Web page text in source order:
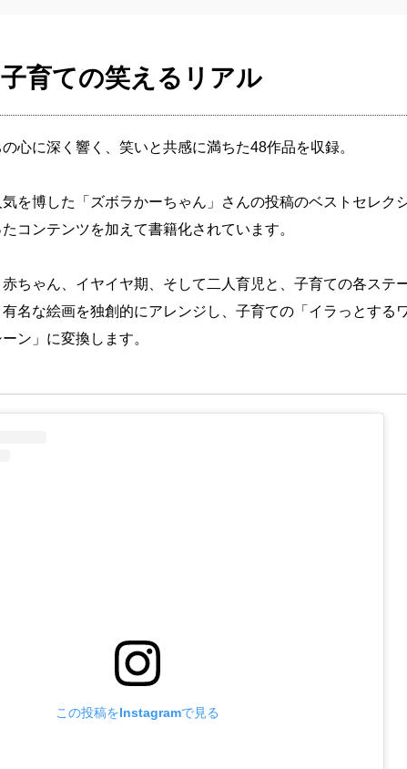
育ての笑えるリアル
心に深く響く、笑いと共感に満ちた48作品を収録。
を博した「ズボラかーちゃん」さんの投稿のベストセレク
コンテンツを加えて書籍化されています。
ちゃん、イヤイヤ期、そして二人育児と、子育ての各ステ
名な絵画を独創的にアレンジし、子育ての「イラっとする
ン」に変換します。
この投稿をInstagramで見る